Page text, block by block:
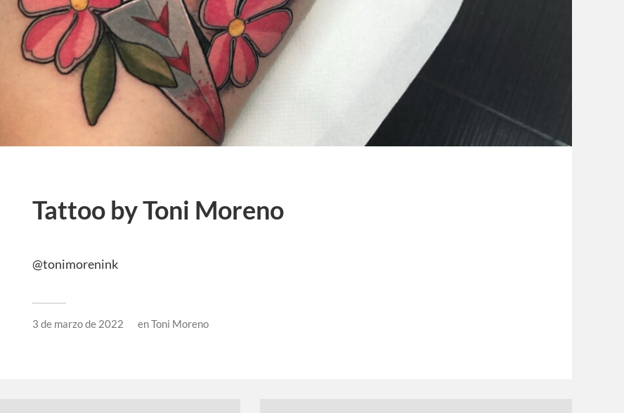
Tattoo by Toni Moreno
@tonimorenink
3 de marzo de 2022 enToni Moreno